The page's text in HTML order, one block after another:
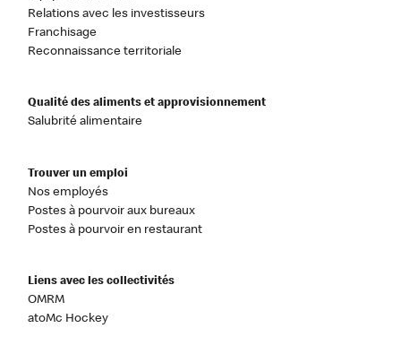
Relations avec les investisseurs
Franchisage
Reconnaissance territoriale
Qualité des aliments et approvisionnement
Salubrité alimentaire
Trouver un emploi
Nos employés
Postes à pourvoir aux bureaux
Postes à pourvoir en restaurant
Liens avec les collectivités
OMRM
atoMc Hockey